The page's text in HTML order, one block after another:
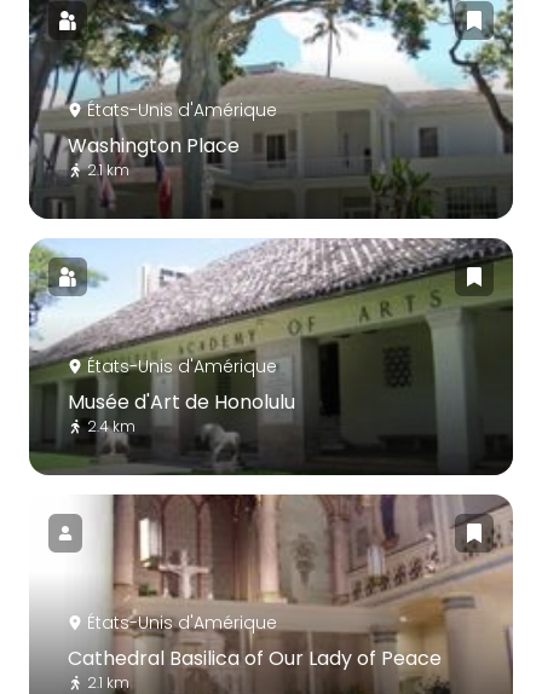
États-Unis d'Amérique
Washington Place
2.1 km
États-Unis d'Amérique
Musée d'Art de Honolulu
2.4 km
États-Unis d'Amérique
Cathedral Basilica of Our Lady of Peace
2.1 km